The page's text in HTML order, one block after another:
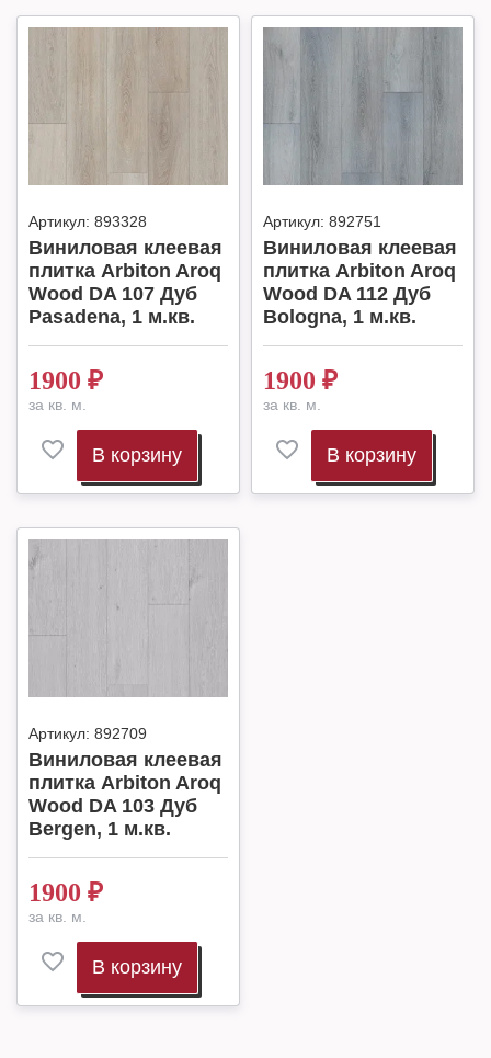
Артикул: 893328
Виниловая клеевая
плитка Arbiton Aroq
Wood DA 107 Дуб
Pasadena, 1 м.кв.
1900 ₽
за кв. м.
В корзину
Артикул: 892751
Виниловая клеевая
плитка Arbiton Aroq
Wood DA 112 Дуб
Bologna, 1 м.кв.
1900 ₽
за кв. м.
В корзину
Артикул: 892709
Виниловая клеевая
плитка Arbiton Aroq
Wood DA 103 Дуб
Bergen, 1 м.кв.
1900 ₽
за кв. м.
В корзину